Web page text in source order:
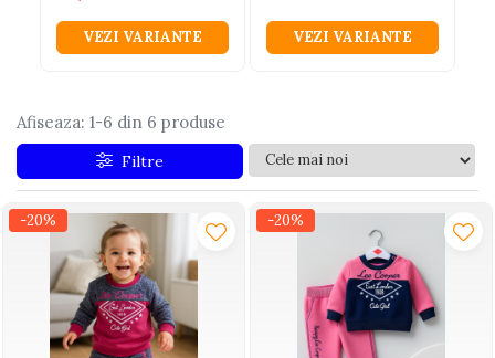
Jucarii educative din lemn
Pistoale
Plastilina
Saltelute si centre de activitati
Set Avioane si submarine
Seturi de doctor
Seturi de rufe
VEZI VARIANTE VEZI VARIANTE
Afiseaza: 1-6 din 6 produse
Filtre
-20% -20%